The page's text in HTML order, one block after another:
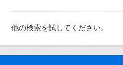
他の検索を試してください。